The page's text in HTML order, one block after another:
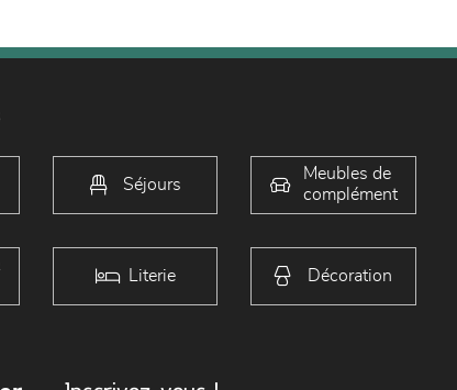
Séjours
Meubles de
complément
Literie Décoration